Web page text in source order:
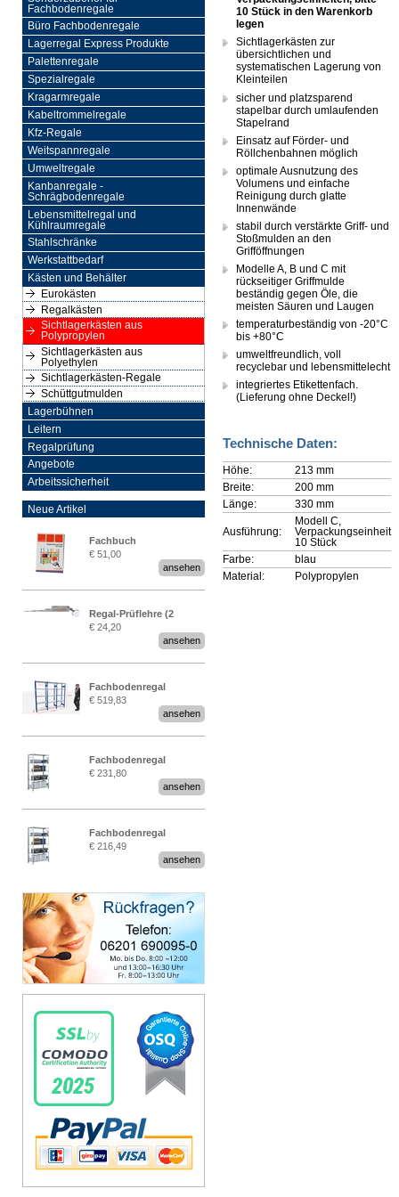
Fachbodenregale
Büro Fachbodenregale
Lagerregal Express Produkte
Palettenregale
Spezialregale
Kragarmregale
Kabeltrommelregale
Kfz-Regale
Weitspannregale
Umweltregale
Kanbanregale -
Schrägbodenregale
Lebensmittelregal und
Kühlraumregale
Stahlschränke
Werkstattbedarf
Kästen und Behälter
Eurokästen
Regalkästen
Sichtlagerkästen aus
Polypropylen
Sichtlagerkästen aus
Polyethylen
Sichtlagerkästen-Regale
Schüttgutmulden
Lagerbühnen
Leitern
Regalprüfung
Angebote
Arbeitssicherheit
Neue Artikel
Fachbuch
„Regalprüfung nach DIN
€ 51,00
ansehen
Regal-Prüflehre (2
Stück)
€ 24,20
ansehen
Fachbodenregal
Stecksystem MultiPlus
2,25 Meter breit
€ 519,83
ansehen
Fachbodenregal
Stecksystem MultiPlus
€ 231,80
ansehen
Fachbodenregal
Stecksystem MultiPlus
€ 216,49
ansehen
10 Stück in den Warenkorb
legen
Sichtlagerkästen zur
übersichtlichen und
systematischen Lagerung von
Kleinteilen
sicher und platzsparend
stapelbar durch umlaufenden
Stapelrand
Einsatz auf Förder- und
Röllchenbahnen möglich
optimale Ausnutzung des
Volumens und einfache
Reinigung durch glatte
Innenwände
stabil durch verstärkte Griff- und
Stoßmulden an den
Grifföffnungen
Modelle A, B und C mit
rückseitiger Griffmulde
beständig gegen Öle, die
meisten Säuren und Laugen
temperaturbeständig von -20°C
bis +80°C
umweltfreundlich, voll
recyclebar und lebensmittelecht
integriertes Etikettenfach.
(Lieferung ohne Deckel!)
Technische Daten:
Höhe:
213 mm
Breite:
200 mm
Länge:
330 mm
Ausführung:
Modell C,
Verpackungseinheit
10 Stück
Farbe:
blau
Material:
Polypropylen